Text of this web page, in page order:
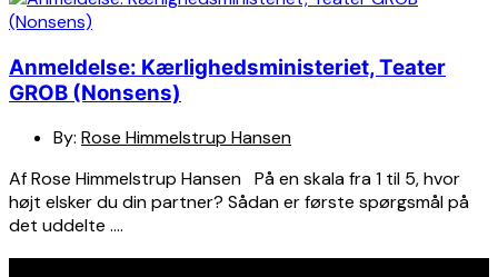
Anmeldelse: Kærlighedsministeriet, Teater
GROB (Nonsens)
By: Rose Himmelstrup Hansen
Af Rose Himmelstrup Hansen På en skala fra 1 til 5, hvor
højt elsker du din partner? Sådan er første spørgsmål på
det uddelte ….